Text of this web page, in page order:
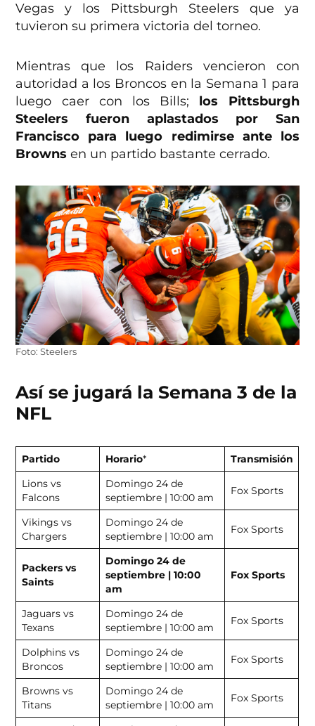
Vegas y los Pittsburgh Steelers que ya
tuvieron su primera victoria del torneo.
Mientras que los Raiders vencieron con
autoridad a los Broncos en la Semana 1 para
luego caer con los Bills; los Pittsburgh
Steelers fueron aplastados por San
Francisco para luego redimirse ante los
Brownsen un partido bastante cerrado.
Foto: Steelers
Así se jugará la Semana 3 de la
NFL
Partido Horario*
Transmisión
Lions vs
Falcons
Domingo 24 de
septiembre | 10:00 am
Fox Sports
Vikings vs
Chargers
Domingo 24 de
septiembre | 10:00 am
Fox Sports
Packers vs
Saints
Domingo 24 de
septiembre | 10:00
am
Fox Sports
Jaguars vs
Texans
Domingo 24 de
septiembre | 10:00 am
Fox Sports
Dolphins vs
Broncos
Domingo 24 de
septiembre | 10:00 am
Fox Sports
Browns vs
Titans
Domingo 24 de
septiembre | 10:00 am
Fox Sports